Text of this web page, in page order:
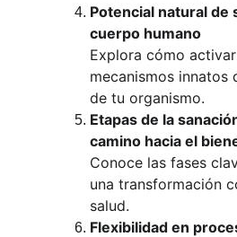
Potencial natural de
cuerpo humano
Explora cómo
mecanismos innatos
de tu organismo.
Etapas de la
camino hacia el
Conoce las fases
una transformación
salud.
Flexibilidad en